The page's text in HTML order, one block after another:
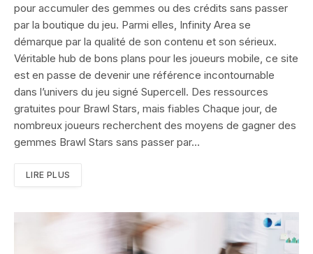
pour accumuler des gemmes ou des crédits sans passer
par la boutique du jeu. Parmi elles, Infinity Area se
démarque par la qualité de son contenu et son sérieux.
Véritable hub de bons plans pour les joueurs mobile, ce site
est en passe de devenir une référence incontournable
dans l’univers du jeu signé Supercell. Des ressources
gratuites pour Brawl Stars, mais fiables Chaque jour, de
nombreux joueurs recherchent des moyens de gagner des
gemmes Brawl Stars sans passer par…
LIRE PLUS